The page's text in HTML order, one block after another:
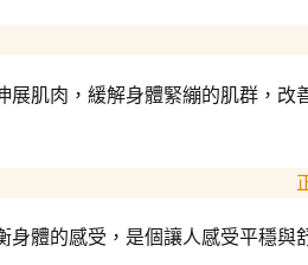
肌肉，緩解身體緊繃的肌群，改
體的感受，是個讓人感受平穩與